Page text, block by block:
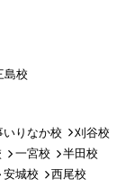
島校
いりなか校
刈谷校
一宮校
半田校
安城校
西尾校